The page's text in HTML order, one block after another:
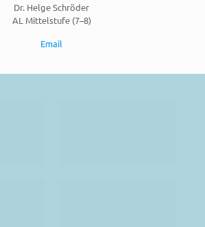
Dr. Helge Schröder
AL Mittelstufe (7–8)
Email